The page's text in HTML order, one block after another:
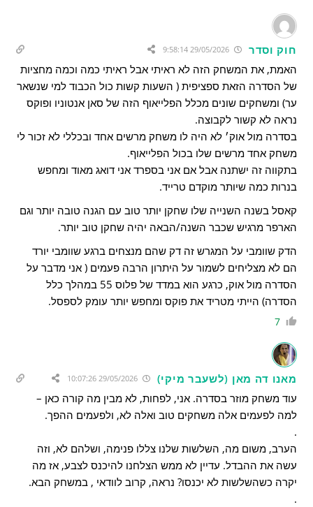
חוק וסדר 29/05/2026 9:58:14
האמת, את המשחק הזה לא ראיתי אבל ראיתי כמה וכמה מחציות
של הסדרה הזאת ספציפית ( השעות קשות כול הכבוד למי שנשאר
ער) ומשחקים שונים מכלל הפלייאוף הזה של סאן אנטוניו ופוקס
נראה לא קשור לקבוצה.
בסדרה מול אוק׳ לא היה לו משחק מרשים אחד ובכללי לא זכור לי
משחק אחד מרשים שלו בכול הפלייאוף.
בתקווה זה ישתנה אבל אם אני בספרד אני דואג מאוד ומחפש
בנרות כמה שיותר מוקדם טרייד.
קאסל בשנה השנייה שלו שחקן יותר טוב עם הגנה טובה יותר וגם
הארפר מרגיש שכבר השנה/הבאה יהיה שחקן טוב יותר.
הדק שוומבי על המגרש זה דק שהם מנצחים ברגע שוומבי יורד
הם לא מצליחים לשמור על היתרון הרבה פעמים ( אני מדבר על
הסדרה מול אוק, כרגע הוא במדד של פלוס 55 במהלך כלל
הסדרה) הייתי מטריד את פוקס ומחפש יותר עומק לספסל.
7
מאנו דה מאן (לשעבר מיקי) 29/05/2026 10:07:26
עוד משחק מוזר בסדרה. אני, לפחות, לא מבין מה קורה כאן –
למה לפעמים אלה משחקים טוב ואלה לא, ולפעמים ההפך.
.
הערב, משום מה, השלשות שלנו צללו פנימה, ושלהם לא, וזה
עשה את ההבדל. עדיין לא ממש הצלחנו להיכנס לצבע, אז מה
יקרה כשהשלשות לא יכנסו? נראה, קרוב לוודאי , במשחק הבא.
.